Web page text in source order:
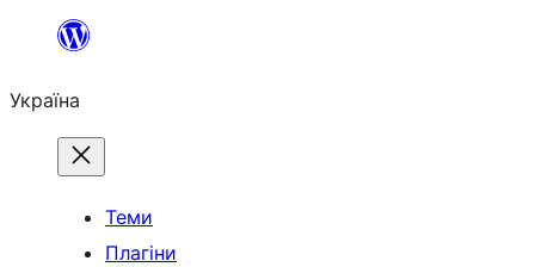
Перейти
вмісту
Україна
Теми
Плагіни